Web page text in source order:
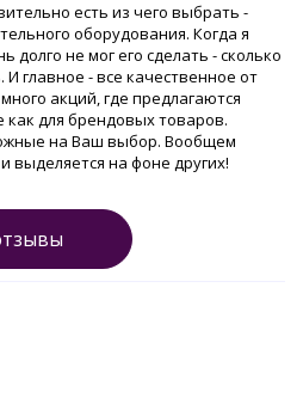
есть из чего выбрать -
оборудования. Когда я
долго не мог его сделать - сколько
главное - все качественное от
акций, где предлагаются
как для брендовых товаров.
на Ваш выбор. Вообщем
выделяется на фоне других!